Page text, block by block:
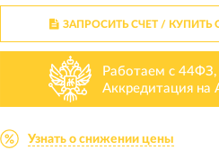
ЗАПРОСИТЬ СЧЕТ / КУПИТЬ
Работаем с
Аккредитация на
Узнать о снижении цены